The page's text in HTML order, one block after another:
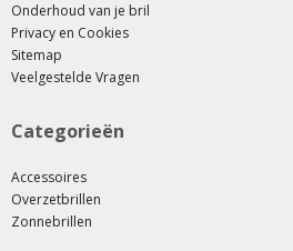
Onderhoud van je bril
Privacy en Cookies
Sitemap
Veelgestelde Vragen
Categorieën
Accessoires
Overzetbrillen
Zonnebrillen